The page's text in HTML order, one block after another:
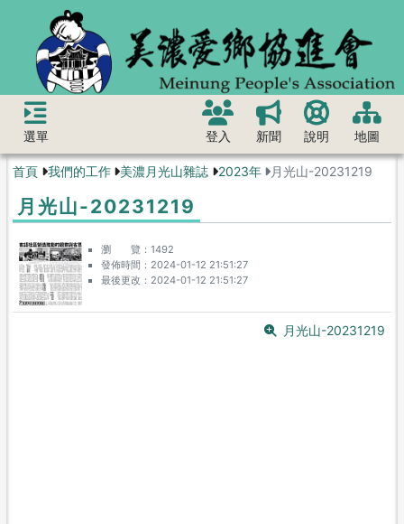
選單 登入 新聞 說明 地圖
首頁 我們的工作 美濃月光山雜誌 2023年 月光山-20231219
月光山-20231219
瀏 覽
1492
發佈時間
2024-01-12 21:51:27
最後更改
2024-01-12 21:51:27
月光山-20231219